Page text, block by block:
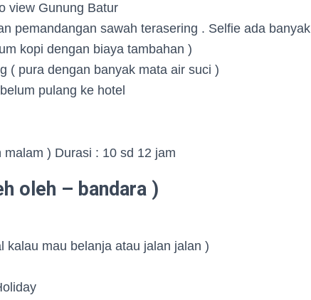
view Gunung Batur
pemandangan sawah terasering . Selfie ada banyak
kopi dengan biaya tambahan )
( pura dengan banyak mata air suci )
pulang ke hotel
) Durasi : 10 sd 12 jam
oleh – bandara )
kalau mau belanja atau jalan jalan )